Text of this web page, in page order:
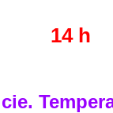
14 h